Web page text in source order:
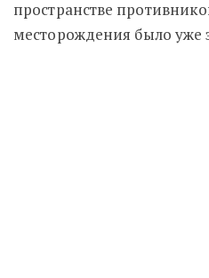
пространстве
месторождения было уже